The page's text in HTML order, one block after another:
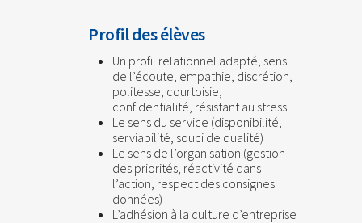
Profil des élèves
Un profil relationnel adapté, sens
de l’écoute, empathie, discrétion,
politesse, courtoisie,
confidentialité, résistant au stress
Le sens du service (disponibilité,
serviabilité, souci de qualité)
Le sens de l’organisation (gestion
des priorités, réactivité dans
l’action, respect des consignes
données)
L’adhésion à la culture d’entreprise